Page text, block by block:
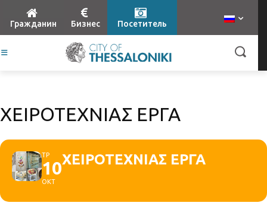
Гражданин Бизнес Посетитель
ΧΕΙΡΟΤΕΧΝΙΑΣ ΕΡΓΑ
ΤΡ
10
ΟΚΤ
ΧΕΙΡΟΤΕΧΝΙΑΣ ΕΡΓΑ